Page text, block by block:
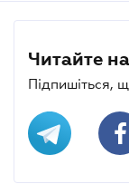
Читайте
Підпишіться,